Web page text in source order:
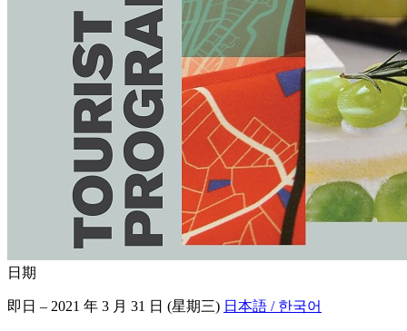
日期
即日 – 2021 年 3 月 31 日 (星期三) 日本語 / 한국어